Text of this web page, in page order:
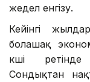
жедел енгізу.
Кейінгі
болашақ
күші
Сондықтан